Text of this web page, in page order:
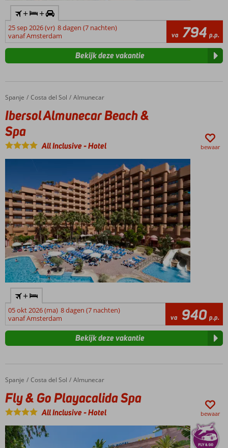
+ +
25 sep 2026 (vr) 8 dagen (7 nachten)
vanaf Amsterdam
va 794 p.p.
Bekijk deze vakantie
Home
Spanje Costa del Sol Almunecar
Ibersol Almunecar Beach & Spa
Ibersol Almunecar Beach &
Spa
All Inclusive-Hotel bewaar
+
05 okt 2026 (ma) 8 dagen (7 nachten)
vanaf Amsterdam
va 940 p.p.
Bekijk deze vakantie
Home
Spanje Costa del Sol Almunecar
Fly & Go Playacalida Spa
Fly & Go Playacalida Spa
All Inclusive-Hotel bewaar